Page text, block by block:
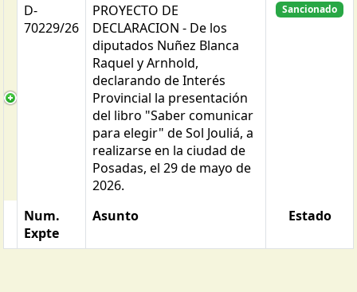
D-
70229/26
PROYECTO DE
DECLARACION - De los
diputados Nuñez Blanca
Raquel y Arnhold,
declarando de Interés
Provincial la presentación
del libro "Saber comunicar
para elegir" de Sol Jouliá, a
realizarse en la ciudad de
Posadas, el 29 de mayo de
2026.
Sancionado
Num.
Expte
Asunto Estado